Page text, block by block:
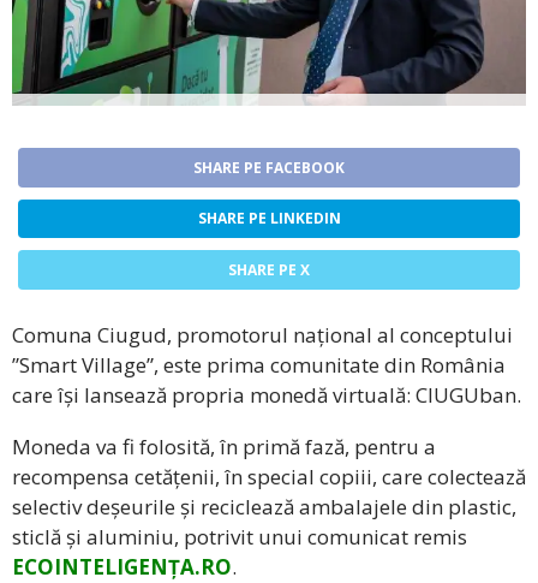
SHARE PE FACEBOOK
SHARE PE LINKEDIN
SHARE PE X
Comuna Ciugud, promotorul național al conceptului
”Smart Village”, este prima comunitate din România
care își lansează propria monedă virtuală: CIUGUban.
Moneda va fi folosită, în primă fază, pentru a
recompensa cetățenii, în special copiii, care colectează
selectiv deșeurile și reciclează ambalajele din plastic,
sticlă și aluminiu, potrivit unui comunicat remis
ECOINTELIGENȚA.RO.